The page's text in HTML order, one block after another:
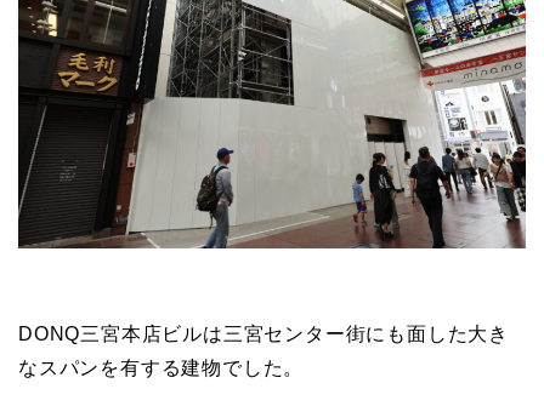
DONQ三宮本店ビルは三宮センター街にも面した大き
なスパンを有する建物でした。